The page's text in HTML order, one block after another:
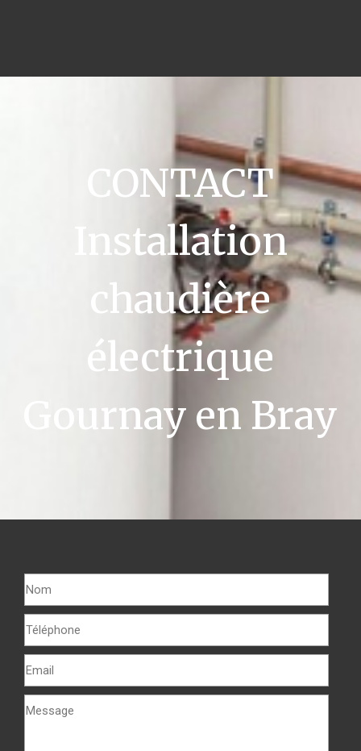
CONTACT
Installation
chaudière
électrique
Gournay en Bray